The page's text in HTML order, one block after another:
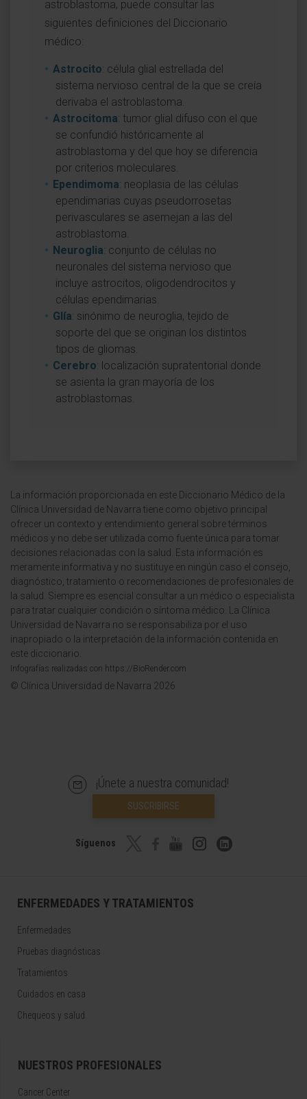
astroblastoma, puede consultar las
siguientes definiciones del Diccionario
médico:
Astrocito: célula glial estrellada del
sistema nervioso central de la que se creía
derivaba el astroblastoma.
Astrocitoma: tumor glial difuso con el que
se confundió históricamente al
astroblastoma y del que hoy se diferencia
por criterios moleculares.
Ependimoma: neoplasia de las células
ependimarias cuyas pseudorrosetas
perivasculares se asemejan a las del
astroblastoma.
Neuroglia: conjunto de células no
neuronales del sistema nervioso que
incluye astrocitos, oligodendrocitos y
células ependimarias.
Glía: sinónimo de neuroglia, tejido de
soporte del que se originan los distintos
tipos de gliomas.
Cerebro: localización supratentorial donde
se asienta la gran mayoría de los
astroblastomas.
La información proporcionada en este Diccionario Médico de la
Clínica Universidad de Navarra tiene como objetivo principal
ofrecer un contexto y entendimiento general sobre términos
médicos y no debe ser utilizada como fuente única para tomar
decisiones relacionadas con la salud. Esta información es
meramente informativa y no sustituye en ningún caso el consejo,
diagnóstico, tratamiento o recomendaciones de profesionales de
la salud. Siempre es esencial consultar a un médico o especialista
para tratar cualquier condición o síntoma médico. La Clínica
Universidad de Navarra no se responsabiliza por el uso
inapropiado o la interpretación de la información contenida en
este diccionario.
Infografías realizadas con https://BioRender.com
© Clínica Universidad de Navarra 2026
¡Únete a nuestra comunidad!
SUSCRIBIRSE
Síguenos
ENFERMEDADES Y TRATAMIENTOS
Enfermedades
Pruebas diagnósticas
Tratamientos
Cuidados en casa
Chequeos y salud
NUESTROS PROFESIONALES
Cancer Center